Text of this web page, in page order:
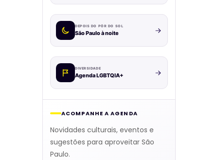
DEPOIS DO PÔR DO SOL
São Paulo à noite
DIVERSIDADE
Agenda LGBTQIA+
ACOMPANHE A AGENDA
Novidades culturais, eventos e
sugestões para aproveitar São
Paulo.